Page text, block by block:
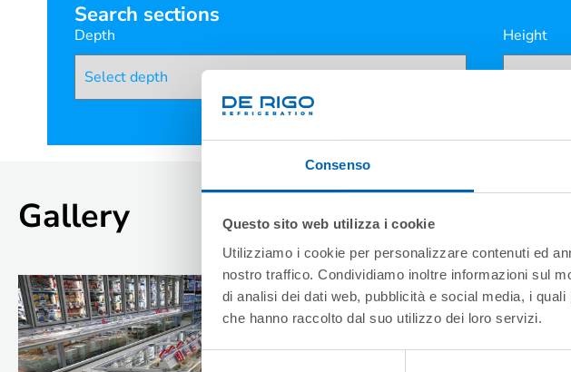
Consenso
Questo sito web utilizza i cookie
Utilizziamo i cookie per personalizzare contenuti ed
nostro traffico. Condividiamo inoltre informazioni sul
di analisi dei dati web, pubblicità e social media, i
che hanno raccolto dal suo utilizzo dei loro servizi.
Selezione
Search sections
Depth Height
Gallery